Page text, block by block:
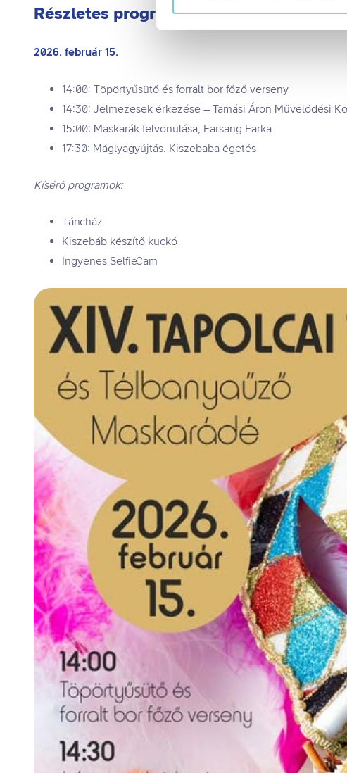
Ön a hozzájárulását bármikor
visszavonása nem érinti a
Részletes program
2026. február 15.
14:00: Töpörtyűsütő és forralt bor főző verseny
14:30: Jelmezesek érkezése – Tamási Áron Művelődési
15:00: Maskarák felvonulása, Farsang Farka
17:30: Máglyagyújtás. Kiszebaba égetés
Kísérő programok:
Táncház
Kiszebáb készítő kuckó
Ingyenes SelfieCam